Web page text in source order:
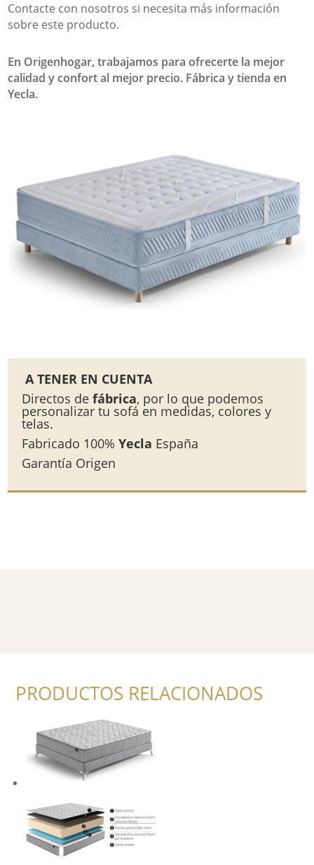
Contacte con nosotros si necesita más información
sobre este producto.
En Origenhogar, trabajamos para ofrecerte la mejor
calidad y confort al mejor precio. Fábrica y tienda en
Yecla.
A TENER EN CUENTA
Directos defábrica, por lo que podemos
personalizar tu sofá en medidas, colores y
telas.
Fabricado 100%Yecla España
Garantía Origen
PRODUCTOS RELACIONADOS